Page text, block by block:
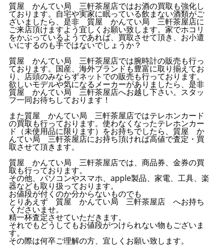
質屋 かんてい局 三軒茶屋店ではお酒の買取も強化し
ております。自宅や実家に眠っている飲まない酒類がご
ざいましたら、是非 質屋 かんてい局 三軒茶屋店に
ご来店頂けますよう宜しくお願い致します。家でホコリ
をかぶっているようであれば、買取させて頂き、お小遣
いにするのも手ではないでしょうか？
質屋 かんてい局 三軒茶屋店では腕時計の販売も行っ
ております。国産、海外ブランドも豊富に取り揃えてお
り、店頭のみならずネットでの販売も行っております。
欲しいモデルや気になるメーカーがありましたら、是非
質屋 かんてい局 三軒茶屋店へお越し下さい。スタッ
フ一同お待ちしております！
また質屋 かんてい局 三軒茶屋店ではテレホンカード
の買取も行っております。使わなくなったテレホンカー
ド（未使用品に限ります）をお持ちでしたら、質屋 か
んてい局 三軒茶屋店にお持ち頂ければ高値で査定・買
取させて頂きます。
質屋 かんてい局 三軒茶屋店では、商品券、金券の買
取も行っております。
その他、パソコンやスマホ、apple製品、家電、工具、楽
器なども取り扱っております。
お値段が付くのか分からないものでも
とりあえず 質屋 かんてい局 三軒茶屋店 へお持ち
くださいませ。
精一杯査定させていただきます。
それでもどうしてもお値段がつけられない物もございま
す。
その際は何卒ご理解の方、宜しくお願い致します。